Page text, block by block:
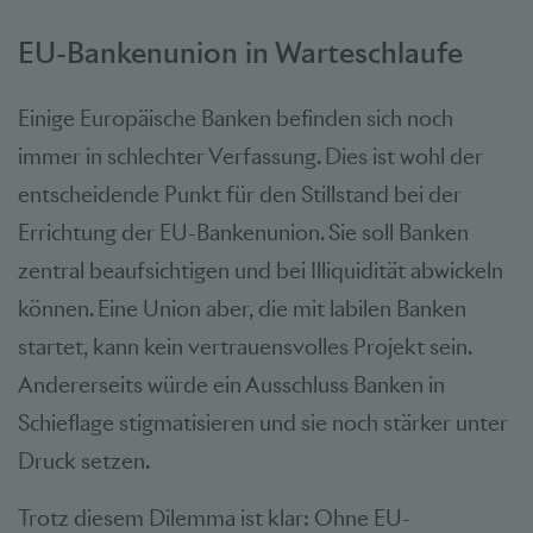
EU-Bankenunion in Warteschlaufe
Einige Europäische Banken befinden sich noch
immer in schlechter Verfassung. Dies ist wohl der
entscheidende Punkt für den Stillstand bei der
Errichtung der EU-Bankenunion. Sie soll Banken
zentral beaufsichtigen und bei Illiquidität abwickeln
können. Eine Union aber, die mit labilen Banken
startet, kann kein vertrauensvolles Projekt sein.
Andererseits würde ein Ausschluss Banken in
Schieflage stigmatisieren und sie noch stärker unter
Druck setzen.
Trotz diesem Dilemma ist klar: Ohne EU-